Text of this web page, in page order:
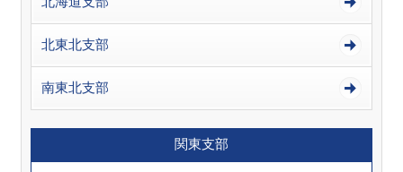
北東北支部
南東北支部
関東支部